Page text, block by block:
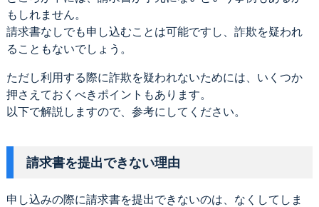
もしれません。
請求書なしでも申し込むことは可能ですし、詐欺を疑われ
ることもないでしょう。
ただし利用する際に詐欺を疑われないためには、いくつか
押さえておくべきポイントもあります。
以下で解説しますので、参考にしてください。
請求書を提出できない理由
申し込みの際に請求書を提出できないのは、なくしてしま